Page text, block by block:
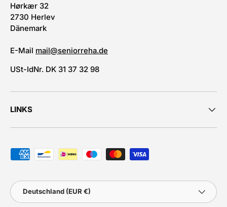
Hørkær 32
2730 Herlev
Dänemark
E-Mail mail@seniorreha.de
USt-IdNr. DK 31 37 32 98
LINKS
Akzeptierte Zahlungsmethoden
Land/Region
Deutschland (EUR €)